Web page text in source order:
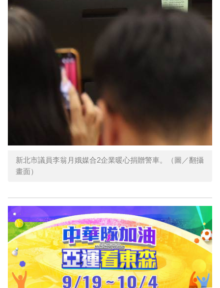
新北市議員李翁月娥媒合2企業暖心捐贈警車。（圖／翻攝
畫面）